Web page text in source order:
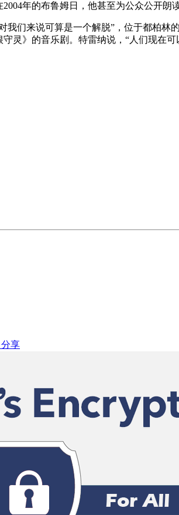
年的布鲁姆日，他甚至为公众公开朗
们来说可算是一个解脱”，位于都柏林
灵》的音乐剧。特雷纳说，“人们现在
分享